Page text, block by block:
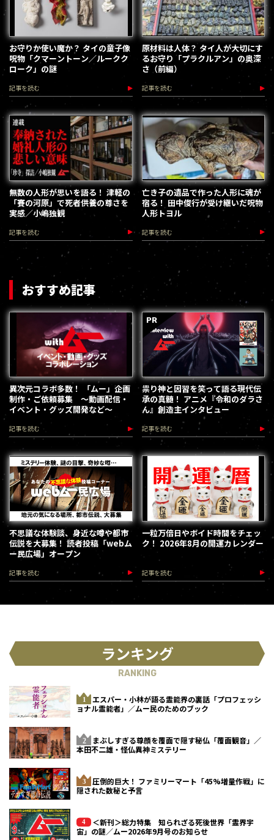
お守りか使い魔か？ タイの童子像
呪物「クマーントーン／ルークク
ローク」の謎
記事を読む
原材料は人体？ タイ人が大切にす
るお守り「プラクルアン」の奥深
さ（前編）
記事を読む
無数の人形が思いを語る！ 津軽の
「賽の河原」で死者供養の尊さを
実感／小嶋独観
記事を読む
亡き子の遺品で作った人形に魂が
宿る！ 田中俊行が受け継いだ呪物
人形トヨル
記事を読む
おすすめ記事
異次元コラボ多数！ 「ムー」企画
制作・ご依頼募集 ～動画配信・
イベント・グッズ開発など～
記事を読む
祟り神と因習を笑って語る現代伝
承の真髄！ アニメ『令和のダラさ
ん』創造主インタビュー
記事を読む
不思議な体験談、身近な噂や都市
伝説を大募集！ 読者投稿「webム
ー民広場」オープン
記事を読む
一粒万倍日やボイド時間をチェッ
ク！ 2026年8月の開運カレンダー
記事を読む
ランキング
RANKING
エスパー・小林が語る霊能界の裏話「プロフェッシ
ョナル霊能者」／ムー民のためのブック
まぶしすぎる尊顔を覆面で隠す秘仏「覆面観音」／
本田不二雄・怪仏異神ミステリー
圧倒的巨大！ ファミリーマート「45%増量作戦」に
隠された数秘と予言
＜新刊＞総力特集 知られざる死後世界「霊界宇
宙」の謎／ムー2026年9月号のお知らせ